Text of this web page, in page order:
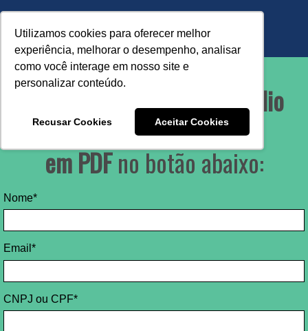
Utilizamos cookies para oferecer melhor
experiência, melhorar o desempenho, analisar
como você interage em nosso site e
personalizar conteúdo.
Recusar Cookies Aceitar Cookies
catálogo de Portfólio
Verde
em PDFno botão abaixo:
Nome*
Email*
CNPJ ou CPF*